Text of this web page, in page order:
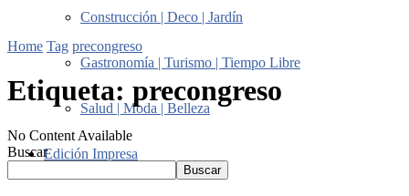
Construcción | Deco | Jardín
Gastronomía | Turismo | Tiempo Libre
Salud | Moda | Belleza
Edición Impresa
Home Tag precongreso
Etiqueta: precongreso
No Content Available
Buscar
Buscar